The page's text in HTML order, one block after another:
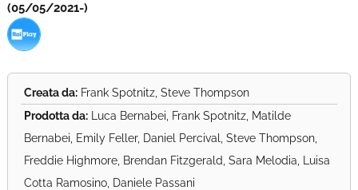
(05/05/2021-)
Creata da:Frank Spotnitz, Steve Thompson
Prodotta da:Luca Bernabei, Frank Spotnitz, Matilde
Bernabei, Emily Feller, Daniel Percival, Steve Thompson,
Freddie Highmore, Brendan Fitzgerald, Sara Melodia, Luisa
Cotta Ramosino, Daniele Passani